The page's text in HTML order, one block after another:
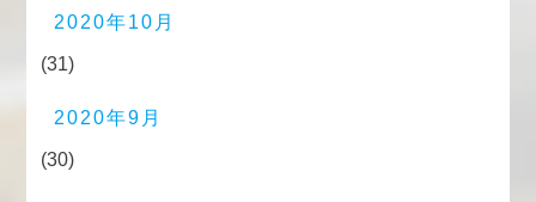
2020年10月
(31)
2020年9月
(30)